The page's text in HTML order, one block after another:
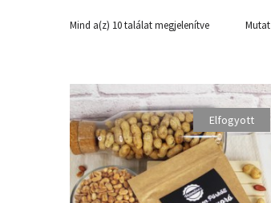
Mind a(z) 10 találat megjelenítve Mutat
Elfogyott